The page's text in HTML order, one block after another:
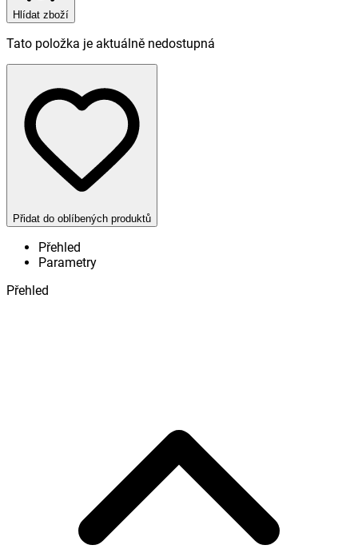
Hlídat zboží
Tato položka je aktuálně nedostupná
Přidat do oblíbených produktů
Přehled
Parametry
Přehled